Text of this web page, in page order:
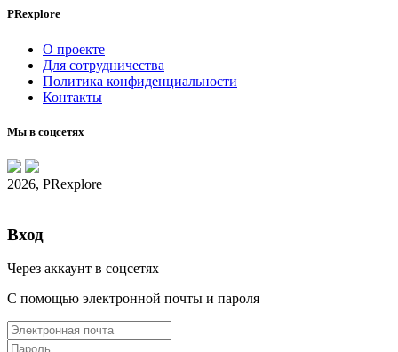
PRexplore
О проекте
Для сотрудничества
Политика конфиденциальности
Контакты
Мы в соцсетях
2026, PRexplore
Вход
Через аккаунт в соцсетях
С помощью электронной почты и пароля